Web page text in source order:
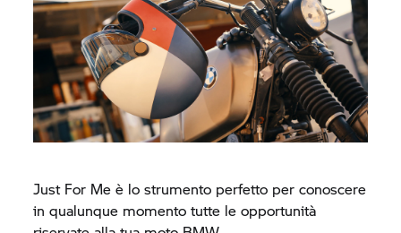
Just For Me è lo strumento perfetto per conoscere
in qualunque momento tutte le opportunità